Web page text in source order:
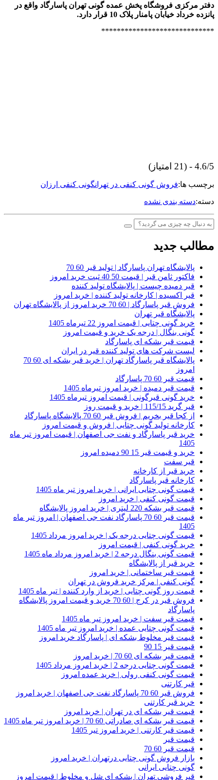
دفتر مرکزی فروشگاه پخش عمده گونی تهران پاسارگاد واقع در
پانزده خرداد خیابان پامنار پلاک 10 قرار دارد.
*****************************
4.6/5 - (21 امتیاز)
برچسب ها:فروش گونی کنفی در تهرانگونی کنفی ارزان
دسته:دسته بندی نشده
مطالب جدید
پالایشگاه تهران پاسارگاد | تولید قیر 60 70
فاکتور ثامن قیر | قیمت 50 40 ثبت خرید امروز
قیر دمیده چیست | پالایشگاه تولید کننده
قیر اکسیده | کارخانه تولید کننده | خرید امروز
فروش قیر پاسارگاد | 60 70 خرید امروز از پالایشگاه تهران
پالایشگاه قیر تهران
خرید گونی چتایی | قیمت امروز 22 تیرماه 1405
گونی بنگال | درجه یک خرید و قیمت امروز
قیمت قیر بشکه ای پاسارگاد
لیست شرکت های تولید کننده قیر در ایران
پالایشگاه قیر پاسارگاد تهران | خرید قیر بشکه ای 60 70
امروز
قیمت قیر 60 70 پاسارگاد
قیمت قیر دمیده | خرید امروز تیرماه 1405
خرید گونی قیرگونی | قیمت امروز تیرماه 1405
قیر گرید 115/15 | خرید و قیمت روز
از کجا قیر بخریم | فروش قیر 60 70 پالایشگاه پاسارگاد
کارخانه تولید گونی چتایی | فروش و قیمت امروز
خرید قیر پاسارگاد و نفت جی اصفهان | قیمت امروز تیر ماه
1405
خرید و قیمت قیر 15 90 دمیده امروز
قیر سفت
خرید قیر از کارخانه
کارخانه قیر پاسارگاد
قیمت گونی چتایی ایرانی | خرید امروز تیر ماه 1405
قیمت گونی کنفی | خرید امروز
قیمت قیر بشکه 220 لیتری | خرید امروز پالایشگاه
قیمت قیر 60 70 پاسارگاد نفت جی اصفهان | امروز تیر ماه
1405
قیمت گونی چتایی درجه یک | خرید امروز مرداد 1405
خرید گونی کنفی | قیمت امروز
قیمت گونی بنگال درجه 2 | خرید امروز مرداد ماه 1405
خرید قیر از پالایشگاه
قیمت قیر ساختمانی | خرید امروز
گونی کنفی | مرکز خرید فروش در تهران
قیمت روز گونی چتایی | خرید از وارد کننده | تیر ماه 1405
فروش قیر در کرج | 60 70 خرید و قیمت امروز پالایشگاه
پاسارگاد
قیمت قیر سفت | خرید امروز تیر ماه 1405
قیمت گونی چتایی عمده | خرید امروز تیر ماه 1405
قیمت قیر مخلوط بشکه ای | پاسارگاد خرید امروز
قیمت قیر 15 90
قیمت قیر بشکه ای 60 70 | خرید امروز
قیمت گونی چتایی درجه 2 | خرید امروز مرداد 1405
قیمت گونی کنفی رولی | خرید عمده امروز
قیر کارتنی
فروش قیر 60 70 پاسارگاد نفت جی اصفهان | خرید امروز
خرید قیر کارتنی
قیمت قیر بشکه ای در تهران | خرید امروز
قیمت قیر بشکه ای صادراتی 60 70 | خرید امروز تیر ماه 1405
قیمت قیر کارتنی | خرید امروز تیر 1405
قیمت قیر
قیمت قیر 60 70
بازار فروش گونی چتایی درتهران | خرید امروز
گونی چتایی ایرانی
قیر فروشی تهران | بشکه ای شل و مخلوط | قیمت امروز